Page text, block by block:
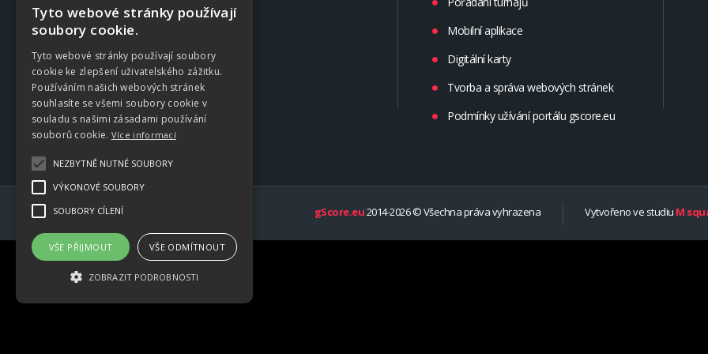
Mobilní aplikace
Digitální karty
Tvorba a správa webových stránek
Podmínky užívání portálu gscore.eu
gScore.eu2014-2026 © Všechna práva vyhrazena Vytvořeno ve studiu M
Tyto webové stránky používají
soubory cookie.
Tyto webové stránky používají soubory
cookie ke zlepšení uživatelského zážitku.
Používáním našich webových stránek
souhlasíte se všemi soubory cookie v
souladu s našimi zásadami používání
souborů cookie. Více informací
NEZBYTNĚ NUTNÉ SOUBORY
VÝKONOVÉ SOUBORY
SOUBORY CÍLENÍ
VŠE PŘIJMOUT VŠE ODMÍTNOUT
ZOBRAZIT PODROBNOSTI